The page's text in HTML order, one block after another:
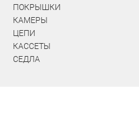
ПОКРЫШКИ
КАМЕРЫ
ЦЕПИ
КАССЕТЫ
СЕДЛА